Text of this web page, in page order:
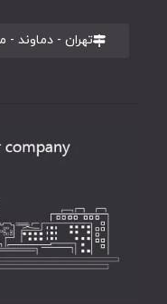
تهران - دماوند